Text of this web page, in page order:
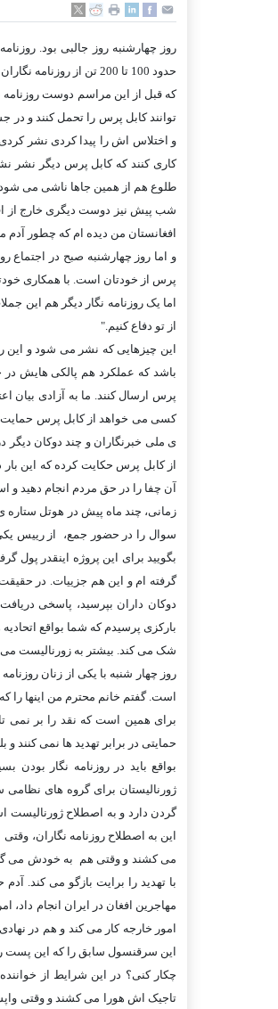
روز چهارشنبه روز جالبی بود.
حدود 100 تا 200 تن
که قبل از اين مراسم دوست
توانند کابل پرس را تحمل کنند و
و اختلاس اش را پيدا کردی نشر
کاری کنند که کابل پرس ديگر نشر
طلوع هم از همين جاها ناشی می
شب پيش نيز دوست ديگری خارج از
افغانستان من ديده ام که چطور آدم
و اما روز چهارشنبه صبح در اجتماع
پرس از خودتان است. با همکاری
اما يک روزنامه نگار ديگر هم اين
از تو دفاع کنيم."
اين چيزهايی که نشر می شود و اين
باشد که عملکرد هم پالکی هايش در
پرس ارسال کنند. ما به آزادی
کسی می خواهد از کابل پرس حمايت
ی ملی خبرنگاران و چند دوکان ديگر
از کابل پرس حکايت کرده که اين
آن چفا را در حق مردم انجام دهيد
سوال را در حضور جمع، از رييس يکی
بگوييد برای اين پروژه اينقدر پول
گرفته ام و اين هم جزييات. در
دوکان داران بپرسيد، پاسخی
بارکزی پرسيدم که شما بواقع
شک می کند. بيشتر به زورناليست می
روز چهار شنبه با يکی از زنان
است. گفتم خانم محترم من اينها را
برای همين است که نقد را بر نمی
حمايتی در برابر تهديد ها نمی کنند
بواقع بايد در روزنامه نگار
ژورناليستان برای گروه های
گردن دارد و به اصطلاح
اين به اصطلاح روزنامه نگاران،
می کشند و وقتی هم به خودش می
با تهديد را برايت بازگو می کند.
مهاجرين افغان در ايران انجام
امور خارجه کار می کند و هم در
اين سرقنسول سابق را که اين پست
چکار کنی؟ در اين شرايط از
تاجيک اش هورا می کشند و وقتی